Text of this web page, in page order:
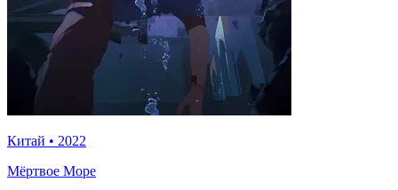
Китай • 2022
Мёртвое Море